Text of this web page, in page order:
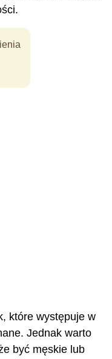
które występuje w
Jednak warto
być męskie lub